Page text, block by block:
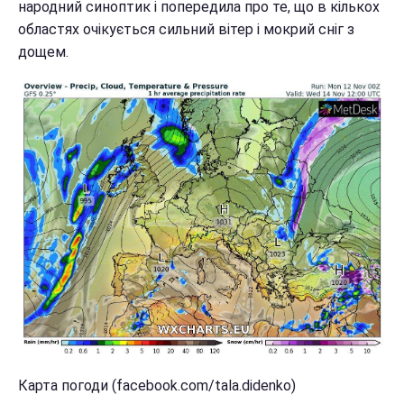
народний синоптик і попередила про те, що в кількох
областях очікується сильний вітер і мокрий сніг з
дощем.
Карта погоди (facebook.com/tala.didenko)